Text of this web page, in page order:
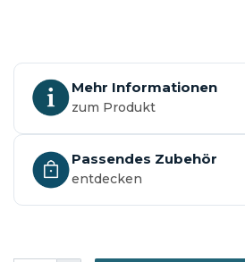
Mehr Informationen
zum Produkt
Passendes Zubehör
entdecken